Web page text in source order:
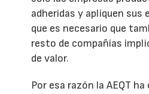
adheridas y apliquen sus
que es necesario que
resto de compañías
de valor.
Por esa razón la AEQT